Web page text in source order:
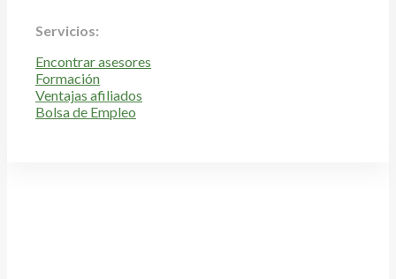
Servicios:
Encontrar asesores
Formación
Ventajas afiliados
Bolsa de Empleo